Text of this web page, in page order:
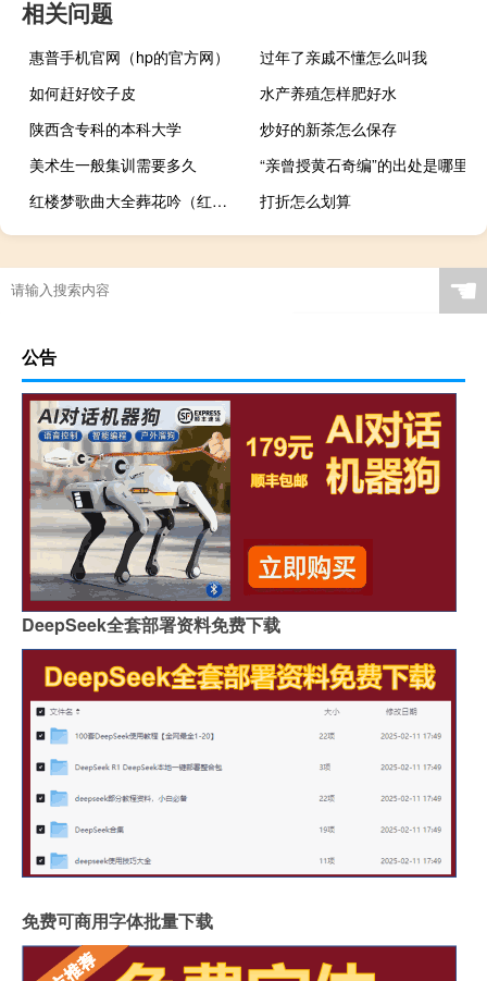
相关问题
惠普手机官网（hp的官方网）
过年了亲戚不懂怎么叫我
如何赶好饺子皮
水产养殖怎样肥好水
陕西含专科的本科大学
炒好的新茶怎么保存
美术生一般集训需要多久
“亲曾授黄石奇编”的出处是哪里
红楼梦歌曲大全葬花吟（红楼梦歌曲大全）
打折怎么划算
☚
公告
DeepSeek全套部署资料免费下载
免费可商用字体批量下载